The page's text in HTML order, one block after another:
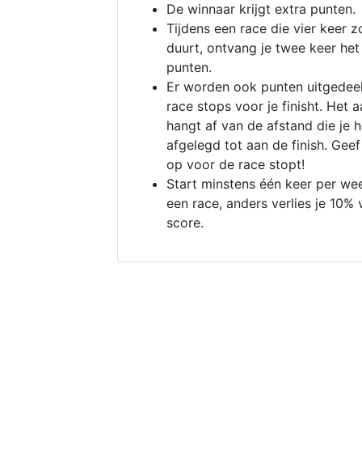
De winnaar krijgt extra punten.
Tijdens een race die vier keer
duurt, ontvang je twee keer
punten.
Er worden ook punten
race stops voor je finisht. Het
hangt af van de afstand die je
afgelegd tot aan de finish.
op voor de race stopt!
Start minstens één keer per
een race, anders verlies je 10%
score.